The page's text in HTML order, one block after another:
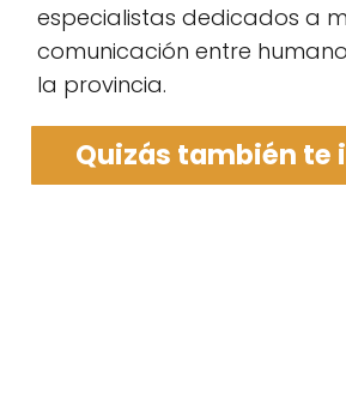
especialistas dedicados a
comunicación entre
la provincia.
Quizás también te